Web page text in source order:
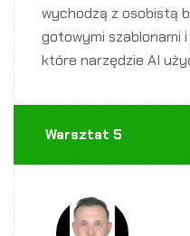
wychodzą z osobistą
gotowymi szablonami
które narzędzie AI
Warsztat 5